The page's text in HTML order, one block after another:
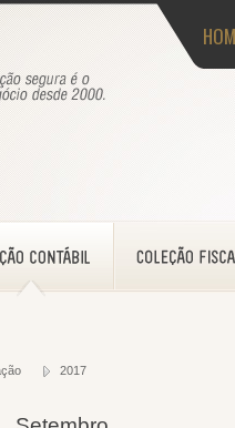
2017